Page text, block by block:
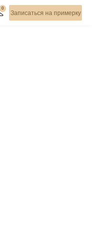
Записаться на примерку
0